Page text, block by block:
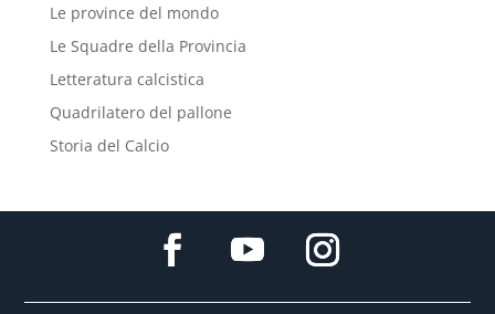
Le province del mondo
Le Squadre della Provincia
Letteratura calcistica
Quadrilatero del pallone
Storia del Calcio